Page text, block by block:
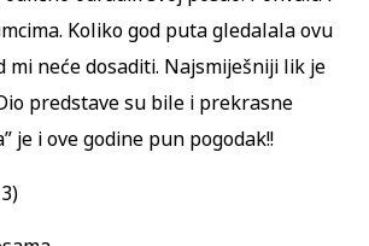
Koliko god puta gledalala ovu
mi neće dosaditi. Najsmiješniji lik je
predstave su bile i prekrasne
je i ove godine pun pogodak!!